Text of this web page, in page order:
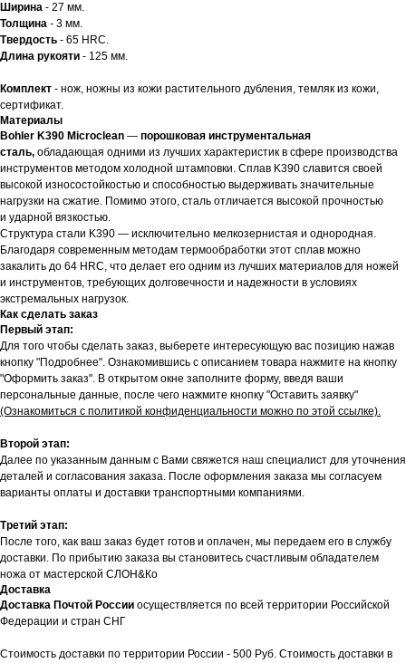
Ширина - 27 мм.
Толщина - 3 мм.
Твердость - 65 HRC.
Длина рукояти - 125 мм.
Комплект - нож, ножны из кожи растительного дубления, темляк из кожи,
сертификат.
Материалы
Bohler K390 Microclean — порошковая инструментальная
сталь, обладающая одними из лучших характеристик в сфере производства
инструментов методом холодной штамповки. Сплав K390 славится своей
высокой износостойкостью и способностью выдерживать значительные
нагрузки на сжатие. Помимо этого, сталь отличается высокой прочностью
и ударной вязкостью.
Структура стали K390 — исключительно мелкозернистая и однородная.
Благодаря современным методам термообработки этот сплав можно
закалить до 64 HRC, что делает его одним из лучших материалов для ножей
и инструментов, требующих долговечности и надежности в условиях
экстремальных нагрузок.
Как сделать заказ
Первый этап:
Для того чтобы сделать заказ, выберете интересующую вас позицию нажав
кнопку "Подробнее". Ознакомившись с описанием товара нажмите на кнопку
"Оформить заказ". В открытом окне заполните форму, введя ваши
персональные данные, после чего нажмите кнопку "Оставить заявку"
(Ознакомиться с политикой конфиденциальности можно по этой ссылке).
Второй этап:
Далее по указанным данным с Вами свяжется наш специалист для уточнения
деталей и согласования заказа. После оформления заказа мы согласуем
варианты оплаты и доставки транспортными компаниями.
Третий этап:
После того, как ваш заказ будет готов и оплачен, мы передаем его в службу
доставки. По прибытию заказа вы становитесь счастливым обладателем
ножа от мастерской СЛОН&Ко
Доставка
Доставка Почтой России осуществляется по всей территории Российской
Федерации и стран СНГ
Стоимость доставки по территории России - 500 Руб. Стоимость доставки в